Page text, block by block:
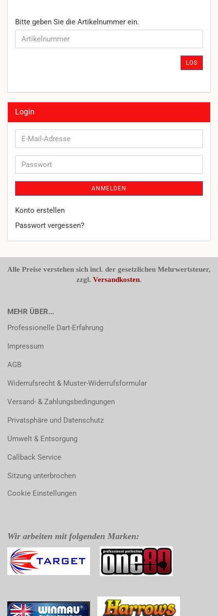
BITTE
GEBEN
SIE
Bitte geben Sie die Artikelnummer ein.
LOS
Login
E-
Mail-
Passwort
ANMELDEN
Konto erstellen
Passwort vergessen?
Alle Preise verstehen sich incl. der gesetzlichen Mehrwertsteuer,
zzgl. Versandkosten.
MEHR ÜBER...
Professionelle Dart-Erfahrung
Impressum
AGB
Widerrufsrecht & Muster-Widerrufsformular
Versand- & Zahlungsbedingungen
Privatsphäre und Datenschutz
Umwelt & Entsorgung
Callback Service
Sitzung unterbrochen
Cookie Einstellungen
Wir arbeiten mit folgenden Marken: